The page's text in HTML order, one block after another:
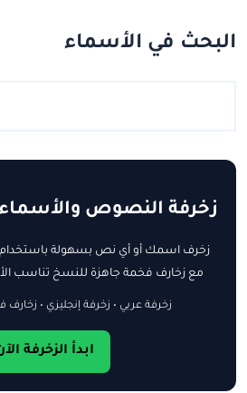
البحث في الأسماء
زخرفة النصوص والأسماء
زخرف اسمك أو أي نص بسهولة باستخدام
مع زخارف فخمة جاهزة للنسخ تناسب
زخرفة عربي • زخرفة إنجليزي •
ابدأ الزخرفة